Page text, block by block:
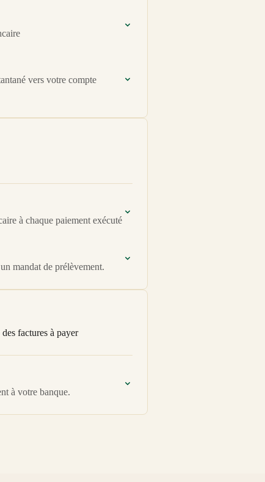
vers votre compte
à chaque paiement exécuté
mandat de prélèvement.
factures à payer
à votre banque.